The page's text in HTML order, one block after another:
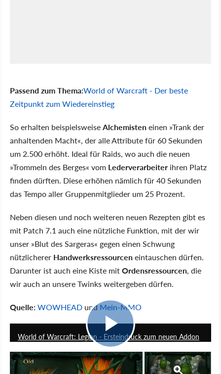
Passend zum Thema:World of Warcraft - Der beste
Zeitpunkt zum Wiedereinstieg
So erhalten beispielsweiseAlchemisteneinen »Trank der
anhaltenden Macht«, der alle Attribute für 60 Sekunden
um 2.500 erhöht. Ideal für Raids, wo auch die neuen
»Trommeln des Berges« vom Lederverarbeiter ihren Platz
finden dürften. Diese erhöhen nämlich für 40 Sekunden
das Tempo aller Gruppenmitglieder um 25 Prozent.
Neben diesen und noch weiteren neuen Rezepten gibt es
mit Patch 7.1 auch eine nützliche Funktion, mit der wir
unser »Blut des Sargeras« gegen einen Schwung
nützlicherer Handwerksressourceneintauschen dürfen.
Darunter ist auch eine Kiste mitOrdensressourcen, die
wir auch an unsere Twinks weitergeben dürfen.
Quelle:WOWHEAD undMein-MMO
World of Warcraft: Legion - Ersteindruck zum neuen Addon